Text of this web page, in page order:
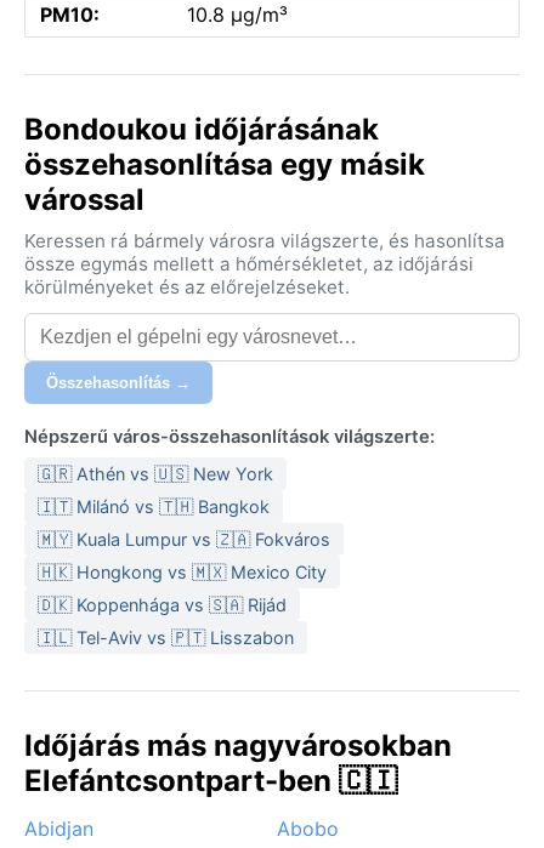
PM10:
10.8 µg/m³
Bondoukou időjárásának
összehasonlítása egy másik
várossal
Keressen rá bármely városra világszerte, és hasonlítsa
össze egymás mellett a hőmérsékletet, az időjárási
körülményeket és az előrejelzéseket.
Összehasonlítás →
Népszerű város-összehasonlítások világszerte:
🇬🇷 Athén vs 🇺🇸 New York
🇮🇹 Milánó vs 🇹🇭 Bangkok
🇲🇾 Kuala Lumpur vs 🇿🇦 Fokváros
🇭🇰 Hongkong vs 🇲🇽 Mexico City
🇩🇰 Koppenhága vs 🇸🇦 Rijád
🇮🇱 Tel-Aviv vs 🇵🇹 Lisszabon
Időjárás más nagyvárosokban
Elefántcsontpart-ben 🇨🇮
Abidjan
Abobo